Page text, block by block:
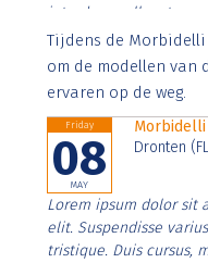
interdum nulla, ut
Aenean faucibus nibh
imperdiet. Nunc ut
Tijdens de
om de modellen
ervaren op de weg.
Friday
08
MAY
Morbidelli
Dronten
Lorem ipsum dolor sit
elit. Suspendisse
tristique. Duis cursus,